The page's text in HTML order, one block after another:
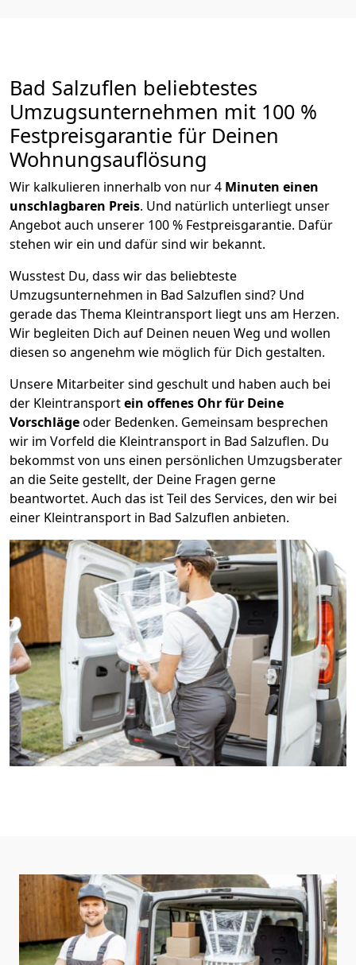
Bad Salzuflen beliebtestes
Umzugsunternehmen mit 100 %
Festpreisgarantie für Deinen
Wohnungsauflösung
Wir kalkulieren innerhalb von nur 4 Minuten einen
unschlagbaren Preis. Und natürlich unterliegt unser
Angebot auch unserer 100 % Festpreisgarantie. Dafür
stehen wir ein und dafür sind wir bekannt.
Wusstest Du, dass wir das beliebteste
Umzugsunternehmen in Bad Salzuflen sind? Und
gerade das Thema Kleintransport liegt uns am Herzen.
Wir begleiten Dich auf Deinen neuen Weg und wollen
diesen so angenehm wie möglich für Dich gestalten.
Unsere Mitarbeiter sind geschult und haben auch bei
der Kleintransportein offenes Ohr für Deine
Vorschlägeoder Bedenken. Gemeinsam besprechen
wir im Vorfeld die Kleintransport in Bad Salzuflen. Du
bekommst von uns einen persönlichen Umzugsberater
an die Seite gestellt, der Deine Fragen gerne
beantwortet. Auch das ist Teil des Services, den wir bei
einer Kleintransport in Bad Salzuflen anbieten.